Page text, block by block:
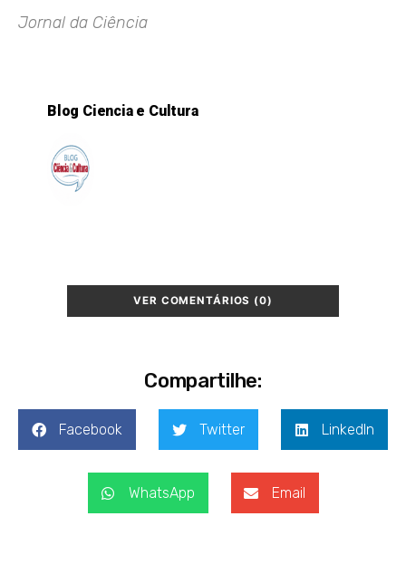
Jornal da Ciência
Blog Ciencia e Cultura
VER COMENTÁRIOS (0)
Compartilhe:
Facebook Twitter LinkedIn
WhatsApp Email